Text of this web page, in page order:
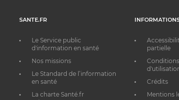
SANTE.FR
Le Service public
d'information en santé
Nos missions
Le Standard de l’information
en santé
La charte Santé.fr
partielle
Crédits
Mentions